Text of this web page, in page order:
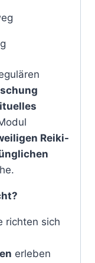
Reiki-
richten sich
erleben